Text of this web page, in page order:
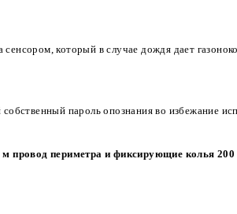
который в случае дождя дает
пароль опознания во избежание
м провод периметра и фиксирующие колья